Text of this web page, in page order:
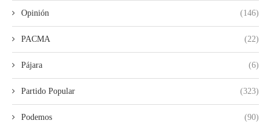
Opinión (146)
PACMA (22)
Pájara (6)
Partido Popular (323)
Podemos (90)